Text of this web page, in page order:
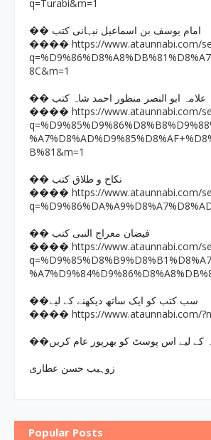
q=Turabi&m=1
�� امام یوسف بن اسماعیل نبہانی کتب
���� https://www.ataunnabi.com/
8C&m=1
�� علامہ ابو النصر منظور احمد شاہ کتب
���� https://www.ataunnabi.com/
B%81&m=1
�� نکاح و طلاق کتب
���� https://www.ataunnabi.com/
�� فیضان معراج النبی کتب
���� https://www.ataunnabi.com/
��سب کتب کو ایک ساتھ دیکھنے کے لیے
���� https://www.ataunnabi.com/
کے لیے اس پوسٹ کو بھرپور عام کریں
زوہیب حسن عطاری
Popular Posts